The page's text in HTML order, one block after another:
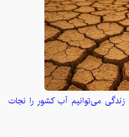
زندگی می‌توانیم آب کشور را نجات